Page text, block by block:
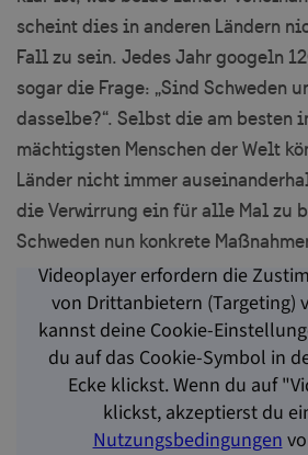
scheint dies in anderen Ländern
Fall zu sein. Jedes Jahr googeln
sogar die Frage: „Sind Schweden
dasselbe?“. Selbst die am besten
mächtigsten Menschen der Welt
Länder nicht immer
die Verwirrung ein für alle Mal zu
Schweden nun konkrete
Videoplayer erfordern die
von Drittanbietern (Targeting)
kannst deine Cookie-
du auf das Cookie-Symbol in
Ecke klickst. Wenn du auf
klickst, akzeptierst du
Nutzungsbedingungen